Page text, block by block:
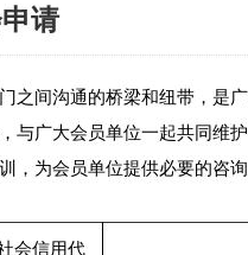
请
之间沟通的桥梁和纽带，是
与广大会员单位一起共同维
，为会员单位提供必要的咨询
会信用代